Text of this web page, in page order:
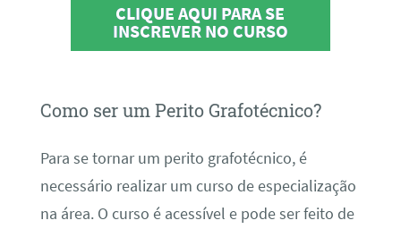
CLIQUE AQUI PARA SE
INSCREVER NO CURSO
Como ser um Perito Grafotécnico?
Para se tornar um perito grafotécnico, é
necessário realizar um curso de especialização
na área. O curso é acessível e pode ser feito de